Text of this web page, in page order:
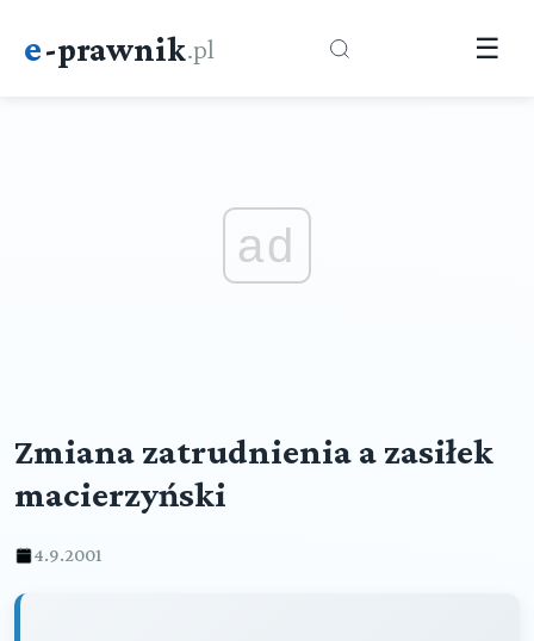
e-prawnik.pl ☰
ad
Zmiana zatrudnienia a zasiłek
macierzyński
4.9.2001